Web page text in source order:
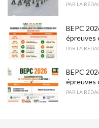
PAR LA
BEPC
épreuves
PAR LA
BEPC
épreuves
PAR LA